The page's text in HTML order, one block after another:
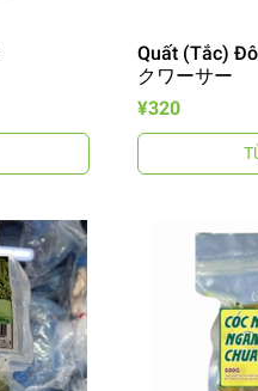
Quất (Tắc)
クワーサー
¥320